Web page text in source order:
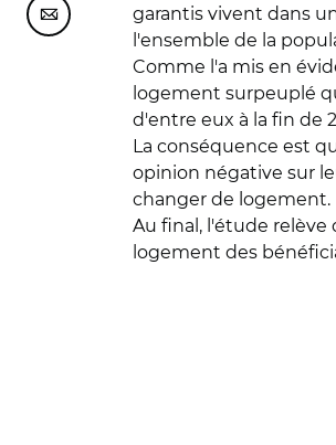
Partager cette page sur Courriel
garantis vivent dans
l'ensemble de la
Comme l'a mis en
logement surpeuplé
d'entre eux à la fin de
La conséquence est
opinion négative sur
changer de logement.
Au final, l'étude
logement des